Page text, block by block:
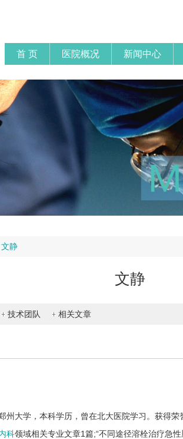
首 页 医院概况 新闻中心
文静
文静
技术团队 相关文章
州大学，本科学历，曾在北大医院学习。获得
科领域相关专业文章1篇;“不同途径溶栓治疗急